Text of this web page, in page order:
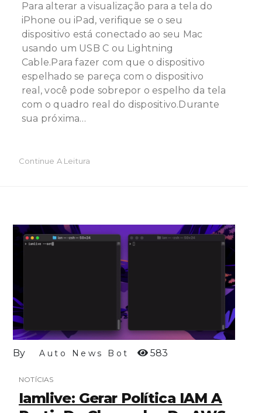
Para alterar a visualização para a tela do
iPhone ou iPad, verifique se o seu
dispositivo está conectado ao seu Mac
usando um USB C ou Lightning
Cable.Para fazer com que o dispositivo
espelhado se pareça com o dispositivo
real, você pode sobrepor o espelho da tela
com o quadro real do dispositivo.Durante
sua próxima…
Continue A Leitura
By Auto News Bot 583
NOTÍCIAS
Iamlive: Gerar Política IAM A